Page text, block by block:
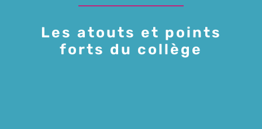
Les atouts et points
forts du collège